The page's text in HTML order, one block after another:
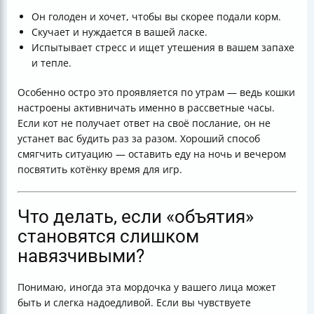
Он голоден и хочет, чтобы вы скорее подали корм.
Скучает и нуждается в вашей ласке.
Испытывает стресс и ищет утешения в вашем запахе
и тепле.
Особенно остро это проявляется по утрам — ведь кошки
настроены активничать именно в рассветные часы.
Если кот не получает ответ на своё послание, он не
устанет вас будить раз за разом. Хороший способ
смягчить ситуацию — оставить еду на ночь и вечером
посвятить котёнку время для игр.
Что делать, если «объятия»
становятся слишком
навязчивыми?
Понимаю, иногда эта мордочка у вашего лица может
быть и слегка надоедливой. Если вы чувствуете